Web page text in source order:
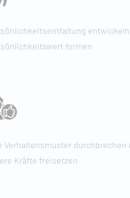
formen
Verhaltensmuster durchbrechen
Kräfte freisetzen